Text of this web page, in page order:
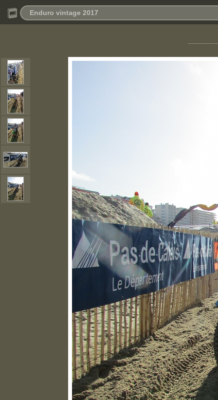
Enduro vintage 2017